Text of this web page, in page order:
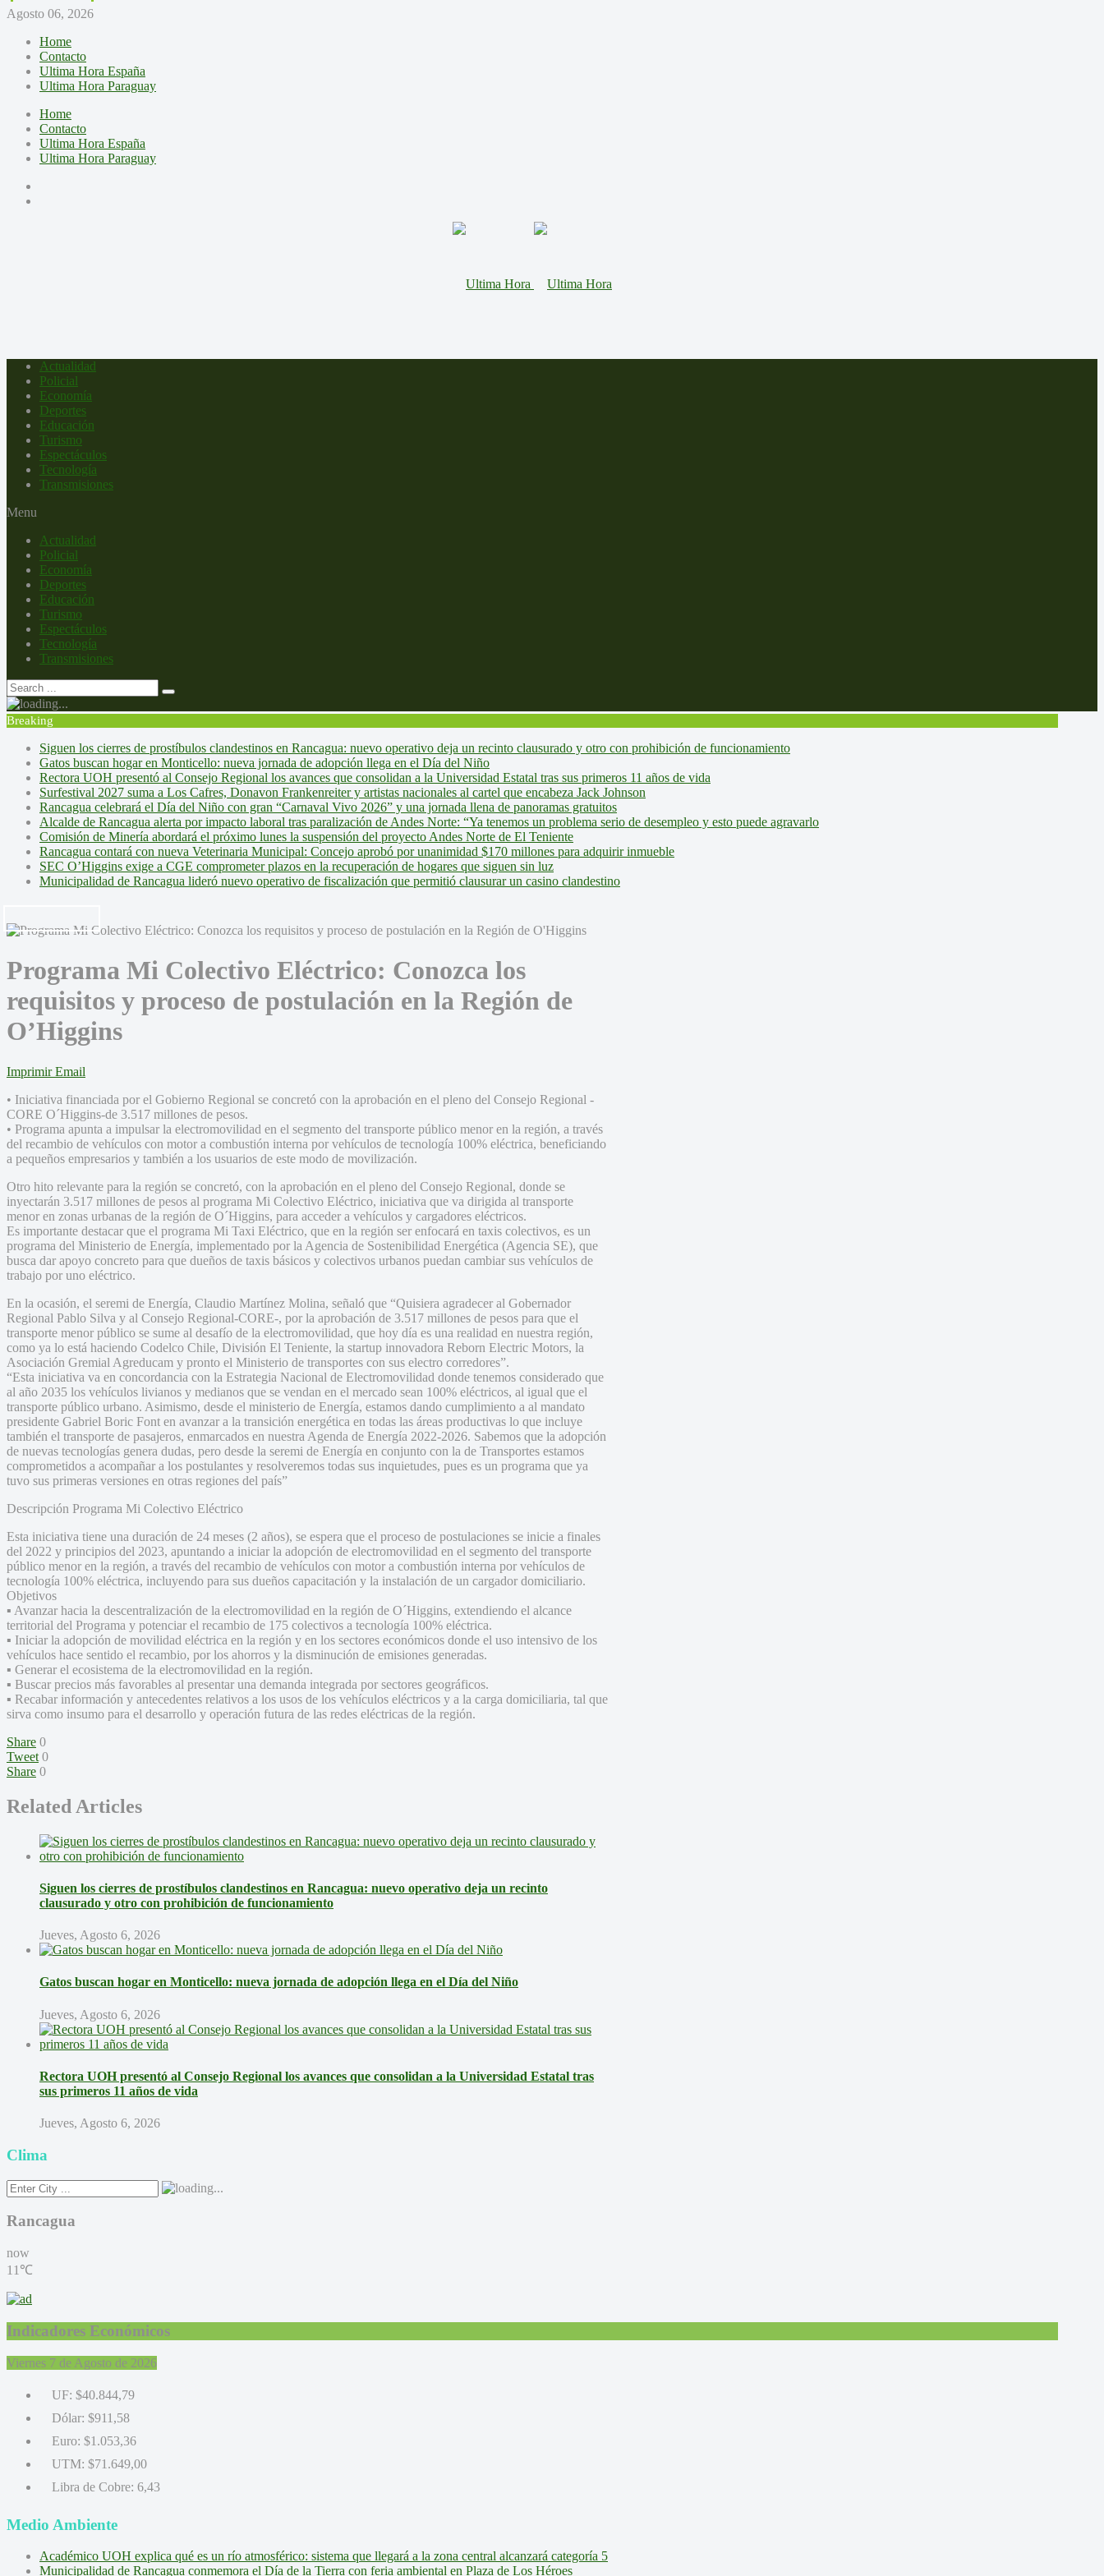
Agosto 06, 2026
Home
Contacto
Ultima Hora España
Ultima Hora Paraguay
Home
Contacto
Ultima Hora España
Ultima Hora Paraguay
Actualidad
Policial
Economía
Deportes
Educación
Turismo
Espectáculos
Tecnología
Transmisiones
Menu
Actualidad
Policial
Economía
Deportes
Educación
Turismo
Espectáculos
Tecnología
Transmisiones
Breaking
Siguen los cierres de prostíbulos clandestinos en Rancagua: nuevo operativo deja un recinto clausurado y otro con prohibición de funcionamiento
Gatos buscan hogar en Monticello: nueva jornada de adopción llega en el Día del Niño
Rectora UOH presentó al Consejo Regional los avances que consolidan a la Universidad Estatal tras sus primeros 11 años de vida
Surfestival 2027 suma a Los Cafres, Donavon Frankenreiter y artistas nacionales al cartel que encabeza Jack Johnson
Rancagua celebrará el Día del Niño con gran “Carnaval Vivo 2026” y una jornada llena de panoramas gratuitos
Alcalde de Rancagua alerta por impacto laboral tras paralización de Andes Norte: “Ya tenemos un problema serio de desempleo y esto puede agravarlo
Comisión de Minería abordará el próximo lunes la suspensión del proyecto Andes Norte de El Teniente
Rancagua contará con nueva Veterinaria Municipal: Concejo aprobó por unanimidad $170 millones para adquirir inmueble
SEC O’Higgins exige a CGE comprometer plazos en la recuperación de hogares que siguen sin luz
Municipalidad de Rancagua lideró nuevo operativo de fiscalización que permitió clausurar un casino clandestino
Programa Mi Colectivo Eléctrico: Conozca los
requisitos y proceso de postulación en la Región de
O’Higgins
Imprimir Email
• Iniciativa financiada por el Gobierno Regional se concretó con la aprobación en el pleno del Consejo Regional -
CORE O´Higgins-de 3.517 millones de pesos.
• Programa apunta a impulsar la electromovilidad en el segmento del transporte público menor en la región, a través
del recambio de vehículos con motor a combustión interna por vehículos de tecnología 100% eléctrica, beneficiando
a pequeños empresarios y también a los usuarios de este modo de movilización.
Otro hito relevante para la región se concretó, con la aprobación en el pleno del Consejo Regional, donde se
inyectarán 3.517 millones de pesos al programa Mi Colectivo Eléctrico, iniciativa que va dirigida al transporte
menor en zonas urbanas de la región de O´Higgins, para acceder a vehículos y cargadores eléctricos.
Es importante destacar que el programa Mi Taxi Eléctrico, que en la región ser enfocará en taxis colectivos, es un
programa del Ministerio de Energía, implementado por la Agencia de Sostenibilidad Energética (Agencia SE), que
busca dar apoyo concreto para que dueños de taxis básicos y colectivos urbanos puedan cambiar sus vehículos de
trabajo por uno eléctrico.
En la ocasión, el seremi de Energía, Claudio Martínez Molina, señaló que “Quisiera agradecer al Gobernador
Regional Pablo Silva y al Consejo Regional-CORE-, por la aprobación de 3.517 millones de pesos para que el
transporte menor público se sume al desafío de la electromovilidad, que hoy día es una realidad en nuestra región,
como ya lo está haciendo Codelco Chile, División El Teniente, la startup innovadora Reborn Electric Motors, la
Asociación Gremial Agreducam y pronto el Ministerio de transportes con sus electro corredores”.
“Esta iniciativa va en concordancia con la Estrategia Nacional de Electromovilidad donde tenemos considerado que
al año 2035 los vehículos livianos y medianos que se vendan en el mercado sean 100% eléctricos, al igual que el
transporte público urbano. Asimismo, desde el ministerio de Energía, estamos dando cumplimiento a al mandato
presidente Gabriel Boric Font en avanzar a la transición energética en todas las áreas productivas lo que incluye
también el transporte de pasajeros, enmarcados en nuestra Agenda de Energía 2022-2026. Sabemos que la adopción
de nuevas tecnologías genera dudas, pero desde la seremi de Energía en conjunto con la de Transportes estamos
comprometidos a acompañar a los postulantes y resolveremos todas sus inquietudes, pues es un programa que ya
tuvo sus primeras versiones en otras regiones del país”
Descripción Programa Mi Colectivo Eléctrico
Esta iniciativa tiene una duración de 24 meses (2 años), se espera que el proceso de postulaciones se inicie a finales
del 2022 y principios del 2023, apuntando a iniciar la adopción de electromovilidad en el segmento del transporte
público menor en la región, a través del recambio de vehículos con motor a combustión interna por vehículos de
tecnología 100% eléctrica, incluyendo para sus dueños capacitación y la instalación de un cargador domiciliario.
Objetivos
▪ Avanzar hacia la descentralización de la electromovilidad en la región de O´Higgins, extendiendo el alcance
territorial del Programa y potenciar el recambio de 175 colectivos a tecnología 100% eléctrica.
▪ Iniciar la adopción de movilidad eléctrica en la región y en los sectores económicos donde el uso intensivo de los
vehículos hace sentido el recambio, por los ahorros y la disminución de emisiones generadas.
▪ Generar el ecosistema de la electromovilidad en la región.
▪ Buscar precios más favorables al presentar una demanda integrada por sectores geográficos.
▪ Recabar información y antecedentes relativos a los usos de los vehículos eléctricos y a la carga domiciliaria, tal que
sirva como insumo para el desarrollo y operación futura de las redes eléctricas de la región.
Share 0
Tweet 0
Share 0
Related Articles
Siguen los cierres de prostíbulos clandestinos en Rancagua: nuevo operativo deja un recinto
clausurado y otro con prohibición de funcionamiento
Jueves, Agosto 6, 2026
Gatos buscan hogar en Monticello: nueva jornada de adopción llega en el Día del Niño
Jueves, Agosto 6, 2026
Rectora UOH presentó al Consejo Regional los avances que consolidan a la Universidad Estatal tras
sus primeros 11 años de vida
Jueves, Agosto 6, 2026
Clima
Rancagua
now
11℃
Indicadores Económicos
Viernes 7 de Agosto de 2026
UF: $40.844,79
Dólar: $911,58
Euro: $1.053,36
UTM: $71.649,00
Libra de Cobre: 6,43
Medio Ambiente
Académico UOH explica qué es un río atmosférico: sistema que llegará a la zona central alcanzará categoría 5
Municipalidad de Rancagua conmemora el Día de la Tierra con feria ambiental en Plaza de Los Héroes